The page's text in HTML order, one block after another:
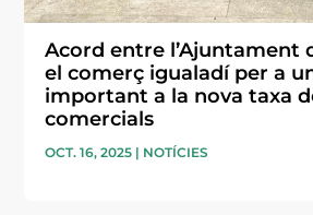
Acord entre l’Ajuntament
el comerç igualadí per a
important a la nova taxa
comercials
OCT. 16, 2025 | NOTÍCIES